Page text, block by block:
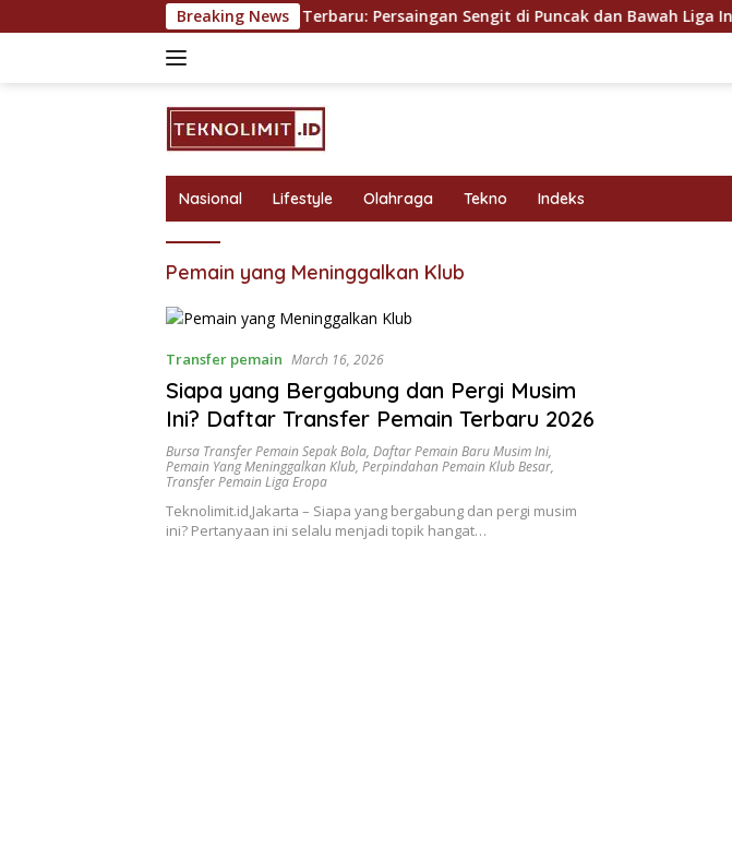
to
Breaking News
Klasemen Terbaru: Persaingan Sengit di Puncak dan Bawah Liga Indonesia
Nasional Lifestyle Olahraga Tekno Indeks
Pemain yang Meninggalkan Klub
Transfer pemain March 16, 2026
Siapa yang Bergabung dan Pergi Musim
Ini? Daftar Transfer Pemain Terbaru 2026
Bursa Transfer Pemain Sepak Bola, Daftar Pemain Baru Musim Ini,
Pemain Yang Meninggalkan Klub, Perpindahan Pemain Klub Besar,
Transfer Pemain Liga Eropa
Teknolimit.id,Jakarta – Siapa yang bergabung dan pergi musim
ini? Pertanyaan ini selalu menjadi topik hangat…